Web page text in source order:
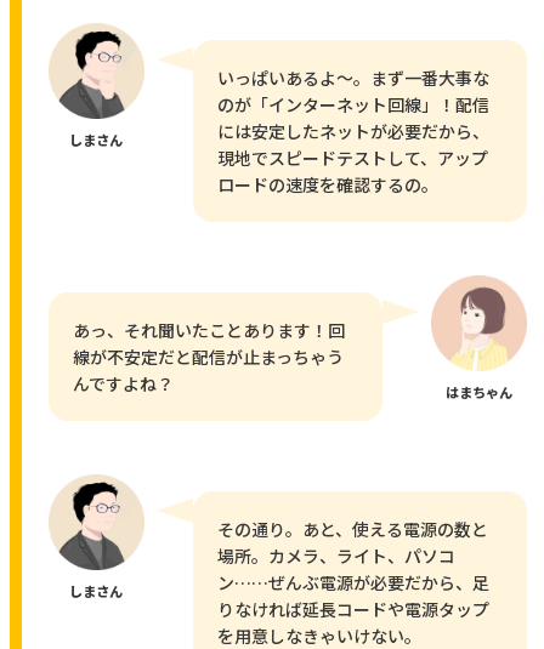
しまさん
いっぱいあるよ〜。まず一番大事な
のが「インターネット回線」！配信
には安定したネットが必要だから、
現地でスピードテストして、アップ
ロードの速度を確認するの。
あっ、それ聞いたことあります！回
線が不安定だと配信が止まっちゃう
んですよね？
はまちゃん
しまさん
その通り。あと、使える電源の数と
場所。カメラ、ライト、パソコ
ン……ぜんぶ電源が必要だから、足
りなければ延長コードや電源タップ
を用意しなきゃいけない。